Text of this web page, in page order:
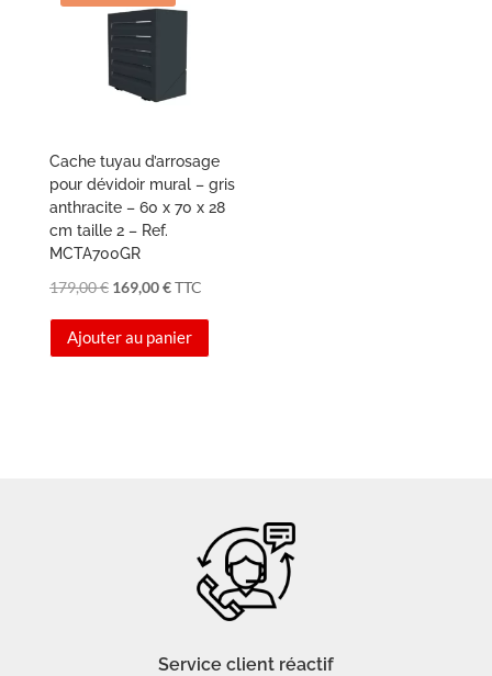
Cache tuyau d’arrosage
pour dévidoir mural – gris
anthracite – 60 x 70 x 28
cm taille 2 – Ref.
MCTA700GR
179,00€ Le
initial
169,00€Le
actuel
TTC
Ajouter au panier
Service client réactif